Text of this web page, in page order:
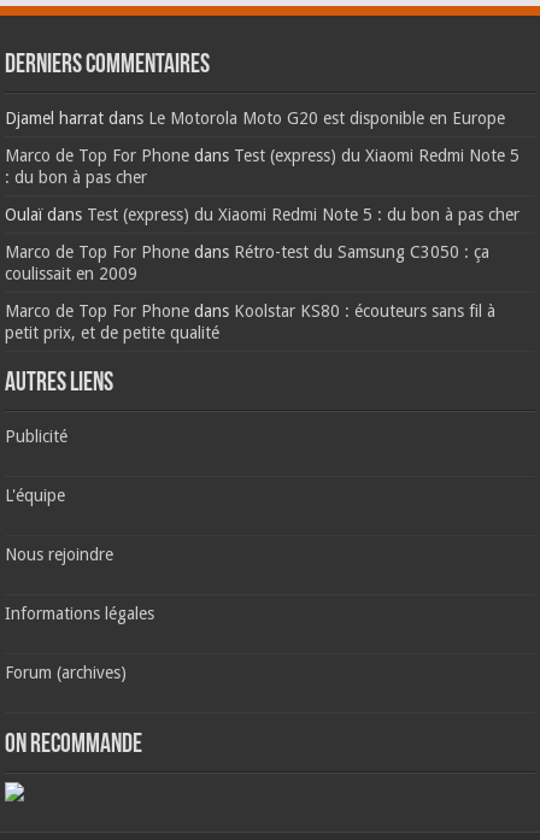
Derniers commentaires
Djamel harrat dans Le Motorola Moto G20 est disponible en Europe
Marco de Top For Phone dans Test (express) du Xiaomi Redmi Note 5
: du bon à pas cher
Oulaïdans Test (express) du Xiaomi Redmi Note 5 : du bon à pas cher
Marco de Top For Phone dans Rétro-test du Samsung C3050 : ça
coulissait en 2009
Marco de Top For Phone dans Koolstar KS80 : écouteurs sans fil à
petit prix, et de petite qualité
AUTRES LIENS
Publicité
L'équipe
Nous rejoindre
Informations légales
Forum (archives)
ON RECOMMANDE